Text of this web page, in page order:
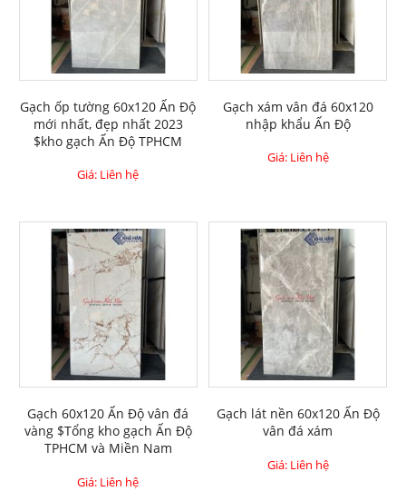
Gạch ốp tường 60x120 Ấn Độ
mới nhất, đẹp nhất 2023
$kho gạch Ấn Độ TPHCM
Giá: Liên hệ
Gạch xám vân đá 60x120
nhập khẩu Ấn Độ
Giá: Liên hệ
Gạch 60x120 Ấn Độ vân đá
vàng $Tổng kho gạch Ấn Độ
TPHCM và Miền Nam
Giá: Liên hệ
Gạch lát nền 60x120 Ấn Độ
vân đá xám
Giá: Liên hệ